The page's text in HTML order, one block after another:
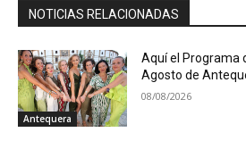
NOTICIAS RELACIONADAS
Antequera
Aquí el Programa
Agosto de
08/08/2026